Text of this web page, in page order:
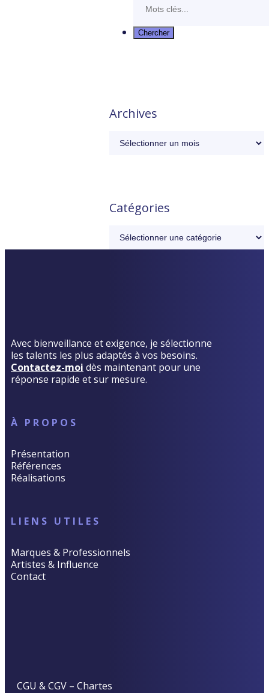
Archives
Catégories
Avec bienveillance et exigence, je sélectionne
les talents les plus adaptés à vos besoins.
Contactez-moi dès maintenant pour une
réponse rapide et sur mesure.
À PROPOS
Présentation
Références
Réalisations
LIENS UTILES
Marques & Professionnels
Artistes & Influence
Contact
CGU & CGV – Chartes